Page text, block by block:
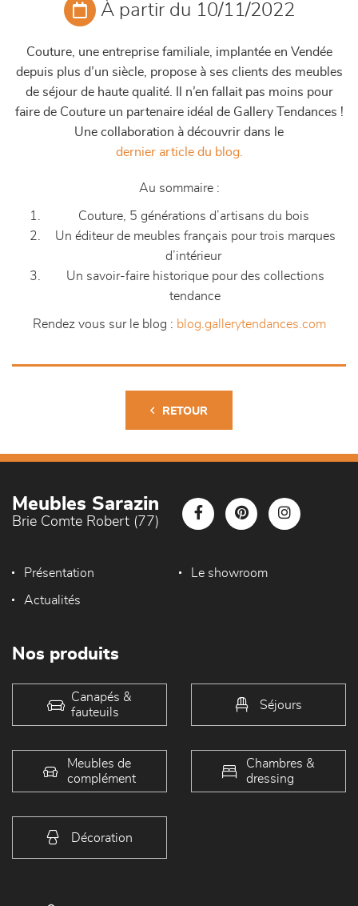
À partir du 10/11/2022
Couture, une entreprise familiale, implantée en Vendée
depuis plus d’un siècle, propose à ses clients des meubles
de séjour de haute qualité. Il n’en fallait pas moins pour
faire de Couture un partenaire idéal de Gallery Tendances !
Une collaboration à découvrir dans le
dernier article du blog.
Au sommaire :
Couture, 5 générations d’artisans du bois
Un éditeur de meubles français pour trois marques
d’intérieur
Un savoir-faire historique pour des collections
tendance
Rendez vous sur le blog : blog.gallerytendances.com
RETOUR
Meubles Sarazin
Brie Comte Robert (77)
Présentation Le showroom
Actualités
Nos produits
Canapés &
fauteuils
Séjours
Meubles de
complément
Chambres &
dressing
Décoration